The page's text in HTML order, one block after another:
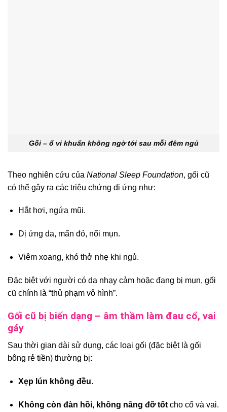
Gối – ổ vi khuẩn không ngờ tới sau mỗi đêm ngủ
Theo nghiên cứu của National Sleep Foundation, gối cũ
có thể gây ra các triệu chứng dị ứng như:
Hắt hơi, ngứa mũi.
Dị ứng da, mẩn đỏ, nổi mụn.
Viêm xoang, khó thở nhẹ khi ngủ.
Đặc biệt với người có da nhạy cảm hoặc đang bị mụn, gối
cũ chính là “thủ phạm vô hình”.
Gối cũ bị biến dạng – âm thầm làm đau cổ, vai
gáy
Sau thời gian dài sử dụng, các loại gối (đặc biệt là gối
bông rẻ tiền) thường bị:
Xẹp lún không đều.
Không còn đàn hồi, không nâng đỡ tốtcho cổ và vai.